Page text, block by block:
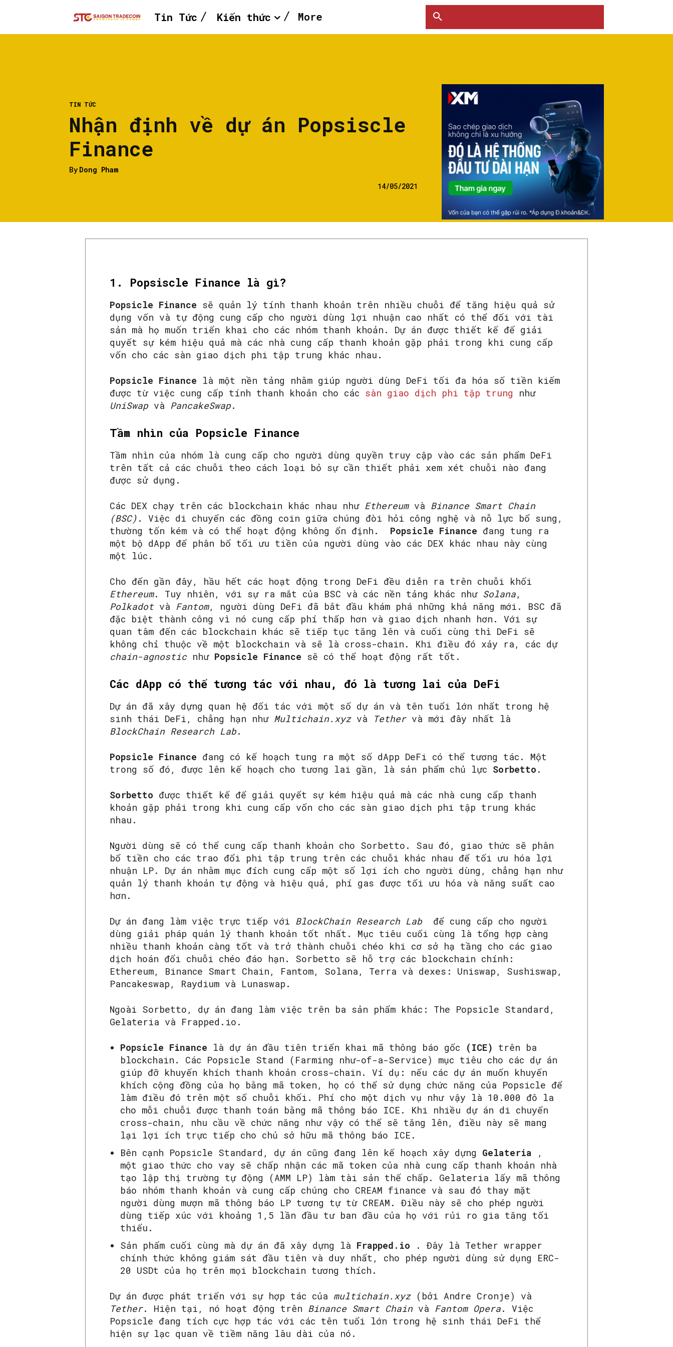
SEARCH...
Tin Tức Kiến thức More
TIN TỨC
Nhận định về dự án Popsiscle
Finance
By Dong Pham
14/05/2021
1. Popsiscle Finance là gì?
Popsicle Finance sẽ quản lý tính thanh khoản trên nhiều chuỗi để tăng hiệu quả sử
dụng vốn và tự động cung cấp cho người dùng lợi nhuận cao nhất có thể đối với tài
sản mà họ muốn triển khai cho các nhóm thanh khoản. Dự án được thiết kế để giải
quyết sự kém hiệu quả mà các nhà cung cấp thanh khoản gặp phải trong khi cung cấp
vốn cho các sàn giao dịch phi tập trung khác nhau.
Popsicle Finance là một nền tảng nhằm giúp người dùng DeFi tối đa hóa số tiền kiếm
được từ việc cung cấp tính thanh khoản cho các sàn giao dịch phi tập trung như
UniSwap và PancakeSwap.
Tầm nhìn của Popsicle Finance
Tầm nhìn của nhóm là cung cấp cho người dùng quyền truy cập vào các sản phẩm DeFi
trên tất cả các chuỗi theo cách loại bỏ sự cần thiết phải xem xét chuỗi nào đang
được sử dụng.
Các DEX chạy trên các blockchain khác nhau như Ethereumvà Binance Smart Chain
(BSC) . Việc di chuyển các đồng coin giữa chúng đòi hỏi công nghệ và nỗ lực bổ sung,
thường tốn kém và có thể hoạt động không ổn định. Popsicle Finance đang tung ra
một bộ dApp để phân bổ tối ưu tiền của người dùng vào các DEX khác nhau này cùng
một lúc.
Cho đến gần đây, hầu hết các hoạt động trong DeFi đều diễn ra trên chuỗi khối
Ethereum. Tuy nhiên, với sự ra mắt của BSC và các nền tảng khác như Solana,
Polkadotvà Fantom, người dùng DeFi đã bắt đầu khám phá những khả năng mới. BSC đã
đặc biệt thành công vì nó cung cấp phí thấp hơn và giao dịch nhanh hơn. Với sự
quan tâm đến các blockchain khác sẽ tiếp tục tăng lên và cuối cùng thì DeFi sẽ
không chỉ thuộc về một blockchain và sẽ là cross-chain. Khi điều đó xảy ra, các dự
chain-agnostic như Popsicle Finance sẽ có thể hoạt động rất tốt.
Các dApp có thể tương tác với nhau, đó là tương lai của DeFi
Dự án đã xây dựng quan hệ đối tác với một số dự án và tên tuổi lớn nhất trong hệ
sinh thái DeFi, chẳng hạn như Multichain.xyzvà Tethervà mới đây nhất là
BlockChain Research Lab.
Popsicle Finance đang có kế hoạch tung ra một số dApp DeFi có thể tương tác. Một
trong số đó, được lên kế hoạch cho tương lai gần, là sản phẩm chủ lực Sorbetto .
Sorbetto được thiết kế để giải quyết sự kém hiệu quả mà các nhà cung cấp thanh
khoản gặp phải trong khi cung cấp vốn cho các sàn giao dịch phi tập trung khác
nhau.
Người dùng sẽ có thể cung cấp thanh khoản cho Sorbetto. Sau đó, giao thức sẽ phân
bổ tiền cho các trao đổi phi tập trung trên các chuỗi khác nhau để tối ưu hóa lợi
nhuận LP. Dự án nhằm mục đích cung cấp một số lợi ích cho người dùng, chẳng hạn như
quản lý thanh khoản tự động và hiệu quả, phí gas được tối ưu hóa và năng suất cao
hơn.
Dự án đang làm việc trực tiếp với BlockChain Research Lab để cung cấp cho người
dùng giải pháp quản lý thanh khoản tốt nhất. Mục tiêu cuối cùng là tổng hợp càng
nhiều thanh khoản càng tốt và trở thành chuỗi chéo khi cơ sở hạ tầng cho các giao
dịch hoán đổi chuỗi chéo đáo hạn. Sorbetto sẽ hỗ trợ các blockchain chính:
Ethereum, Binance Smart Chain, Fantom, Solana, Terra và dexes: Uniswap, Sushiswap,
Pancakeswap, Raydium và Lunaswap.
Ngoài Sorbetto, dự án đang làm việc trên ba sản phẩm khác: The Popsicle Standard,
Gelateria và Frapped.io.
Popsicle Finance là dự án đầu tiên triển khai mã thông báo gốc (ICE) trên ba
blockchain. Các Popsicle Stand (Farming như-of-a-Service) mục tiêu cho các dự án
giúp đỡ khuyến khích thanh khoản cross-chain. Ví dụ: nếu các dự án muốn khuyến
khích cộng đồng của họ bằng mã token, họ có thể sử dụng chức năng của Popsicle để
làm điều đó trên một số chuỗi khối. Phí cho một dịch vụ như vậy là 10.000 đô la
cho mỗi chuỗi được thanh toán bằng mã thông báo ICE. Khi nhiều dự án di chuyển
cross-chain, nhu cầu về chức năng như vậy có thể sẽ tăng lên, điều này sẽ mang
lại lợi ích trực tiếp cho chủ sở hữu mã thông báo ICE.
Bên cạnh Popsicle Standard, dự án cũng đang lên kế hoạch xây dựng Gelateria ,
một giao thức cho vay sẽ chấp nhận các mã token của nhà cung cấp thanh khoản nhà
tạo lập thị trường tự động (AMM LP) làm tài sản thế chấp. Gelateria lấy mã thông
báo nhóm thanh khoản và cung cấp chúng cho CREAM finance và sau đó thay mặt
người dùng mượn mã thông báo LP tương tự từ CREAM. Điều này sẽ cho phép người
dùng tiếp xúc với khoảng 1,5 lần đầu tư ban đầu của họ với rủi ro gia tăng tối
thiểu.
Sản phẩm cuối cùng mà dự án đã xây dựng là Frapped.io . Đây là Tether wrapper
chính thức không giám sát đầu tiên và duy nhất, cho phép người dùng sử dụng ERC-
20 USDt của họ trên mọi blockchain tương thích.
Dự án được phát triển với sự hợp tác của multichain.xyz(bởi Andre Cronje) và
Tether. Hiện tại, nó hoạt động trên Binance Smart Chain và Fantom Opera. Việc
Popsicle đang tích cực hợp tác với các tên tuổi lớn trong hệ sinh thái DeFi thể
hiện sự lạc quan về tiềm năng lâu dài của nó.